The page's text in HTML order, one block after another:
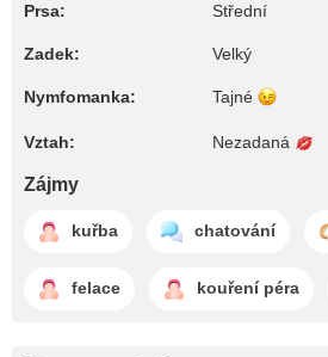
Prsa: Střední
Zadek: Velký
Nymfomanka: Tajné
Vztah: Nezadaná
Zájmy
kuřba chatování
felace kouření péra